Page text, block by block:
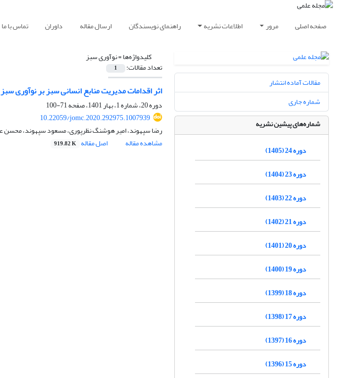
صفحه اصلی مرور اطلاعات نشریه راهنمای نویسندگان ارسال مقاله داوران تماس با ما
کلیدواژه‌ها =نوآوری سبز
تعداد مقالات: 1
اثر اقدامات مدیریت منابع انسانی سبز بر
دوره 20، شماره 1، بهار 1401، صفحه
71-100
10.22059/jomc.2020.292975.1007939
رضا سپهوند، امیر هوشنگ نظرپوری، مسعود سپهوند، محسن
مشاهده مقاله
اصل مقاله 919.82 K
مقالات آماده انتشار
شماره جاری
شماره‌های پیشین نشریه
دوره 24 (1405)
دوره 23 (1404)
دوره 22 (1403)
دوره 21 (1402)
دوره 20 (1401)
دوره 19 (1400)
دوره 18 (1399)
دوره 17 (1398)
دوره 16 (1397)
دوره 15 (1396)